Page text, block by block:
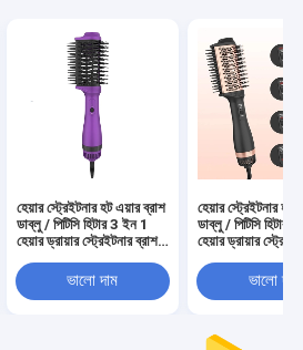
হেয়ার স্ট্রেইটনার হট এয়ার ব্রাশ
ডাব্লু / পিটিসি হিটার 3 ইন 1
হেয়ার ড্রায়ার স্ট্রেইটনার ব্রাশ
ভালো দাম
হেয়ার স্ট্রেইটনার হট
ডাব্লু / পিটিসি হিটার
হেয়ার ড্রায়ার
ভালো দাম